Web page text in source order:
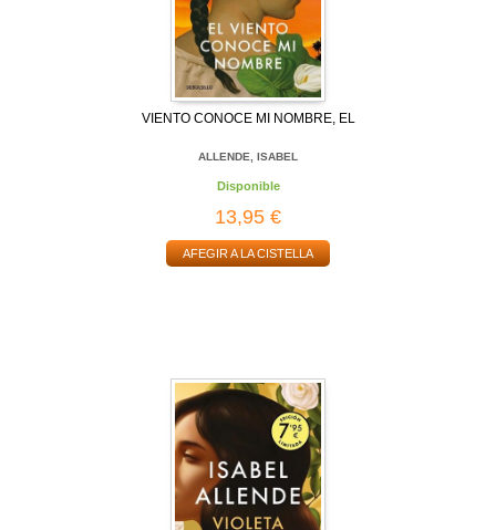
VIENTO CONOCE MI NOMBRE, EL
ALLENDE, ISABEL
Disponible
13,95 €
AFEGIR A LA CISTELLA